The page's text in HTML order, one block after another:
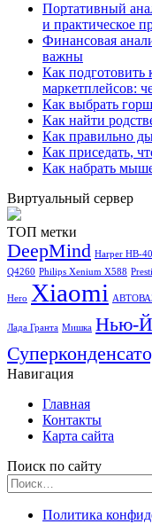
Портативный
и практическое
Финансовая
важны
Как подготовить
маркетплейсов:
Как выбрать
Как найти
Как правильно
Как приседать,
Как набрать
Виртуальный сервер
ТОП метки
DeepMind Harper HB-
Q4260 Philips Xenium X588
Hero Xiaomi
Лада Гранта Мишка Нью-
Навигация
Главная
Контакты
Карта сайта
Поиск по сайту
Найти:
Политика